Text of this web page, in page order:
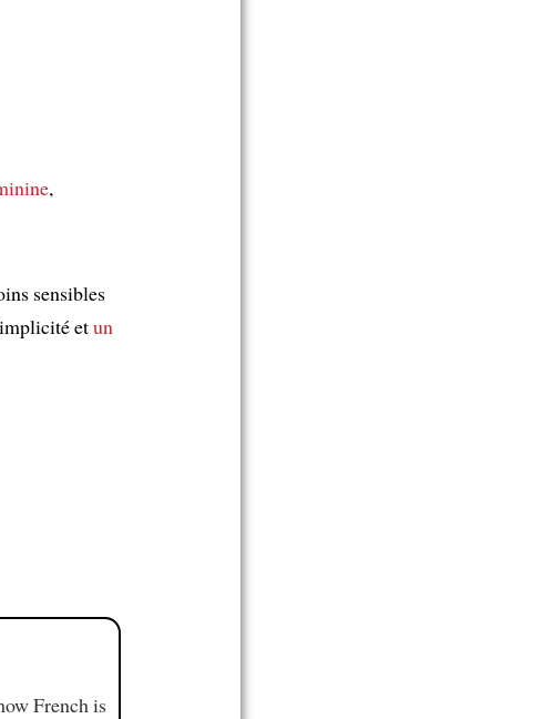
,
sensibles
etun
French is